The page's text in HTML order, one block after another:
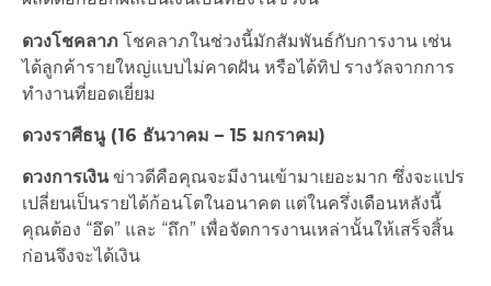
ดวงโชคลาภ โชคลาภในช่วงนี้มักสัมพันธ์กับการงาน เช่น
ได้ลูกค้ารายใหญ่แบบไม่คาดฝัน หรือได้ทิป รางวัลจากการ
ทำงานที่ยอดเยี่ยม
ดวงราศีธนู (16 ธันวาคม – 15 มกราคม)
ดวงการเงินข่าวดีคือคุณจะมีงานเข้ามาเยอะมาก ซึ่งจะแปร
เปลี่ยนเป็นรายได้ก้อนโตในอนาคต แต่ในครึ่งเดือนหลังนี้
คุณต้อง “อึด” และ “ถึก” เพื่อจัดการงานเหล่านั้นให้เสร็จสิ้น
ก่อนจึงจะได้เงิน